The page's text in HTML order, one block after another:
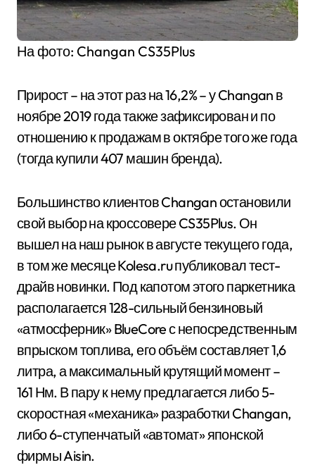
На фото: Changan CS35Plus
Прирост – на этот раз на 16,2% – у Changan в
ноябре 2019 года также зафиксирован и по
отношению к продажам в октябре того же года
(тогда купили 407 машин бренда).
Большинство клиентов Changan остановили
свой выбор на кроссовере CS35Plus. Он
вышел на наш рынок в августе текущего года,
в том же месяце Kolesa.ru публиковал тест-
драйв новинки. Под капотом этого паркетника
располагается 128-сильный бензиновый
«атмосферник» BlueCore с непосредственным
впрыском топлива, его объём составляет 1,6
литра, а максимальный крутящий момент –
161 Нм. В пару к нему предлагается либо 5-
скоростная «механика» разработки Changan,
либо 6-ступенчатый «автомат» японской
фирмы Aisin.